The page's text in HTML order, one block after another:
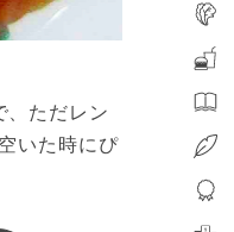
、ただレン
いた時にぴ